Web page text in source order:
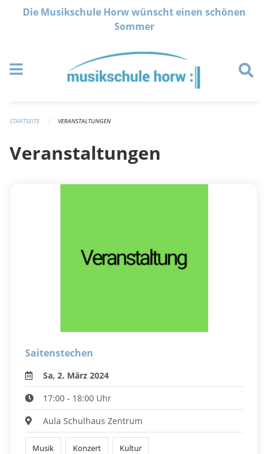
Navigation überspringen
Die Musikschule Horw wünscht einen schönen
Sommer
STARTSEITE VERANSTALTUNGEN
Veranstaltungen
Saitenstechen
Sa, 2. März 2024
17:00 - 18:00 Uhr
Aula Schulhaus Zentrum
Musik Konzert Kultur